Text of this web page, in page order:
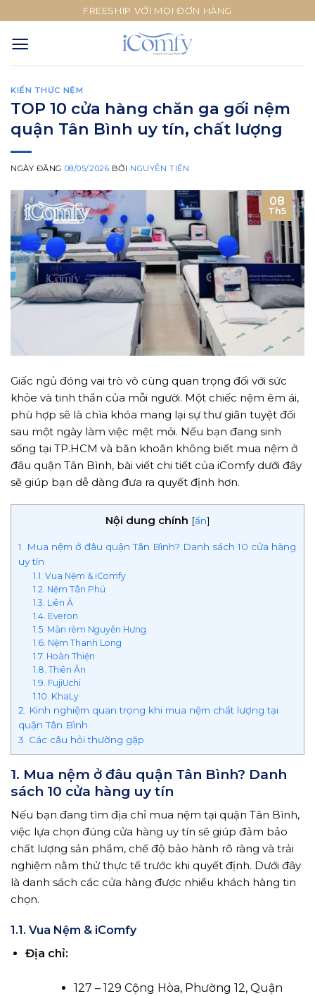
to
content
FREESHIP VỚI MỌI ĐƠN HÀNG
KIẾN THỨC NỆM
TOP 10 cửa hàng chăn ga gối nệm
quận Tân Bình uy tín, chất lượng
NGÀY ĐĂNG 08/05/2026 BỞI NGUYỄN TIẾN
08
Th5
Giấc ngủ đóng vai trò vô cùng quan trọng đối với sức
khỏe và tinh thần của mỗi người. Một chiếc nệm êm ái,
phù hợp sẽ là chìa khóa mang lại sự thư giãn tuyệt đối
sau một ngày làm việc mệt mỏi. Nếu bạn đang sinh
sống tại TP.HCM và băn khoăn không biết mua nệm ở
đâu quận Tân Bình, bài viết chi tiết của iComfy dưới đây
sẽ giúp bạn dễ dàng đưa ra quyết định hơn.
Nội dung chính [ẩn]
1. Mua nệm ở đâu quận Tân Bình? Danh sách 10 cửa hàng
uy tín
1.1. Vua Nệm & iComfy
1.2. Nệm Tân Phú
1.3. Liên Á
1.4. Everon
1.5. Màn rèm Nguyễn Hưng
1.6. Nệm Thanh Long
1.7. Hoàn Thiện
1.8. Thiên Ân
1.9. FujiUchi
1.10. KhaLy
2. Kinh nghiệm quan trọng khi mua nệm chất lượng tại
quận Tân Bình
3. Các câu hỏi thường gặp
1. Mua nệm ở đâu quận Tân Bình? Danh
sách 10 cửa hàng uy tín
Nếu bạn đang tìm địa chỉ mua nệm tại quận Tân Bình,
việc lựa chọn đúng cửa hàng uy tín sẽ giúp đảm bảo
chất lượng sản phẩm, chế độ bảo hành rõ ràng và trải
nghiệm nằm thử thực tế trước khi quyết định. Dưới đây
là danh sách các cửa hàng được nhiều khách hàng tin
chọn.
1.1. Vua Nệm & iComfy
Địa chỉ:
127 – 129 Cộng Hòa, Phường 12, Quận